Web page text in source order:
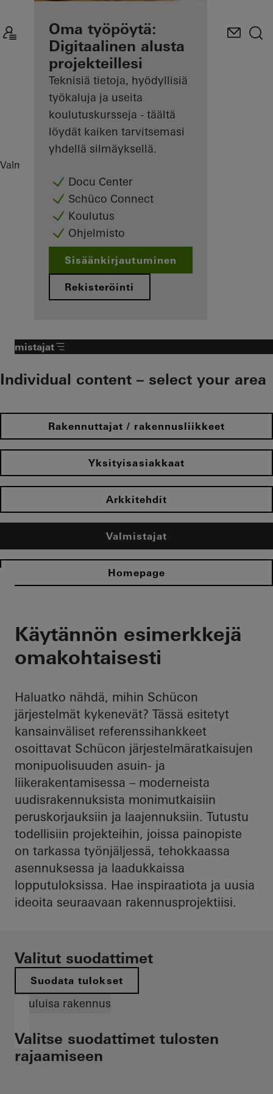
Rekisteröityneen
valmistajan edut
Tutustu
Omaan
työpöytään
Oma työpöytä:
Digitaalinen alusta
projekteillesi
Teknisiä tietoja, hyödyllisiä
työkaluja ja useita
koulutuskursseja - täältä
löydät kaiken tarvitsemasi
yhdellä silmäyksellä.
Docu Center
Schüco Connect
Koulutus
Ohjelmisto
Sisäänkirjautuminen
Rekisteröinti
Valmistajat
Valmistajat
Individual content – select your area
Rakennuttajat / rakennusliikkeet
Yksityisasiakkaat
Arkkitehdit
Valmistajat
Homepage
Käytännön esimerkkejä
omakohtaisesti
Haluatko nähdä, mihin Schücon
järjestelmät kykenevät? Tässä esitetyt
kansainväliset referenssihankkeet
osoittavat Schücon järjestelmäratkaisujen
monipuolisuuden asuin- ja
liikerakentamisessa – moderneista
uudisrakennuksista monimutkaisiin
peruskorjauksiin ja laajennuksiin. Tutustu
todellisiin projekteihin, joissa painopiste
on tarkassa työnjäljessä, tehokkaassa
asennuksessa ja laadukkaissa
lopputuloksissa. Hae inspiraatiota ja uusia
ideoita seuraavaan rakennusprojektiisi.
Valitut suodattimet
Suodata tulokset
Kuuluisa rakennus
Valitse suodattimet tulosten
rajaamiseen